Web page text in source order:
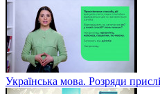
Українська мова. Розряди